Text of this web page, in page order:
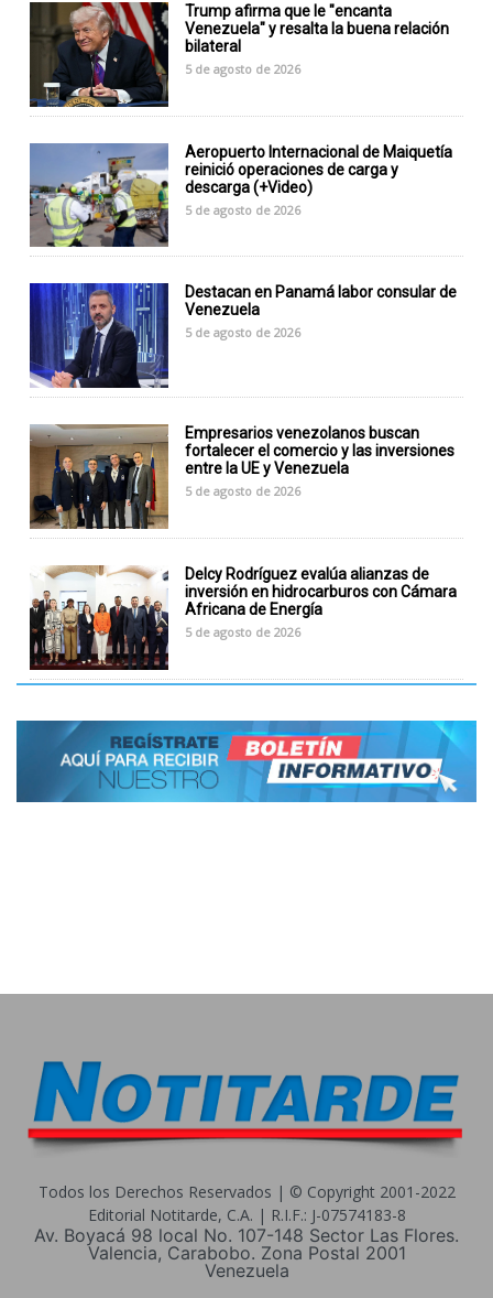
Trump afirma que le "encanta
Venezuela" y resalta la buena relación
bilateral
5 de agosto de 2026
Aeropuerto Internacional de Maiquetía
reinició operaciones de carga y
descarga (+Video)
5 de agosto de 2026
Destacan en Panamá labor consular de
Venezuela
5 de agosto de 2026
Empresarios venezolanos buscan
fortalecer el comercio y las inversiones
entre la UE y Venezuela
5 de agosto de 2026
Delcy Rodríguez evalúa alianzas de
inversión en hidrocarburos con Cámara
Africana de Energía
5 de agosto de 2026
Todos los Derechos Reservados | © Copyright 2001-2022
Editorial Notitarde, C.A. | R.I.F.: J-07574183-8
Av. Boyacá 98 local No. 107-148 Sector Las Flores.
Valencia, Carabobo. Zona Postal 2001
Venezuela